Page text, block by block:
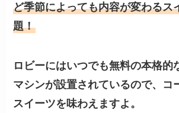
ど季節によっても内容が変わるス
題！
ロビーにはいつでも無料の本格的
マシンが設置されているので、コ
スイーツを味わえますよ。